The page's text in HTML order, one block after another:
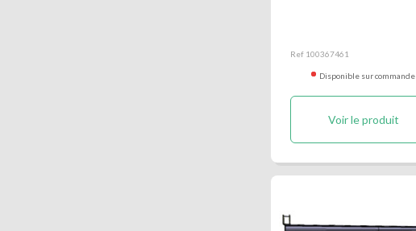
Ref 100367461
Disponible sur commande
Voir le produit